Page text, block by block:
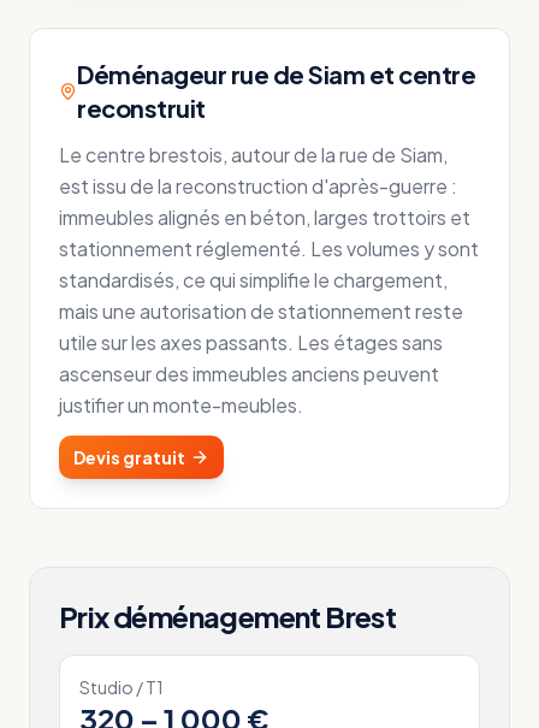
Déménageur rue de Siam et centre
reconstruit
Le centre brestois, autour de la rue de Siam,
est issu de la reconstruction d'après-guerre :
immeubles alignés en béton, larges trottoirs et
stationnement réglementé. Les volumes y sont
standardisés, ce qui simplifie le chargement,
mais une autorisation de stationnement reste
utile sur les axes passants. Les étages sans
ascenseur des immeubles anciens peuvent
justifier un monte-meubles.
Devis gratuit
Prix déménagement Brest
Studio / T1
320 – 1 000 €